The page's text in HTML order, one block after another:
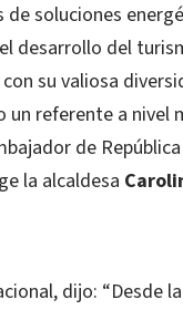
soluciones
desarrollo del
su valiosa
referente a nivel
de
la alcaldesa
dijo: “Desde